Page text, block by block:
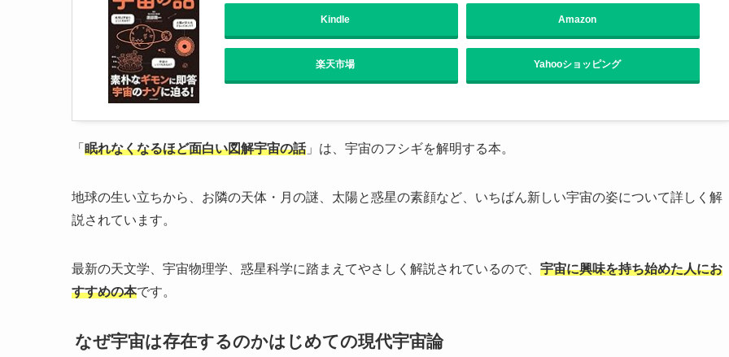
Kindle Amazon
楽天市場 Yahooショッピング
「 眠れなくなるほど面白い図解宇宙の話」は、宇宙のフシギを解明する本。
地球の生い立ちから、お隣の天体・月の謎、太陽と惑星の素顔など、いちばん新しい宇宙の姿について詳しく解
説されています。
最新の天文学、宇宙物理学、惑星科学に踏まえてやさしく解説されているので、 宇宙に興味を持ち始めた人にお
すすめの本です。
なぜ宇宙は存在するのかはじめての現代宇宙論